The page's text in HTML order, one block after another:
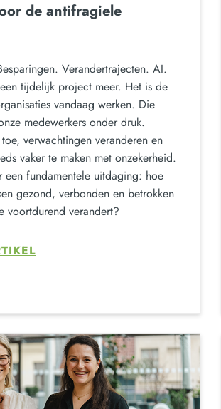
de antifragiele
Verandertrajecten. AI.
tijdelijk project meer. Het is de
vandaag werken. Die
medewerkers onder druk.
verwachtingen veranderen en
vaker te maken met onzekerheid.
een fundamentele uitdaging: hoe
gezond, verbonden en betrokken
voortdurend verandert?